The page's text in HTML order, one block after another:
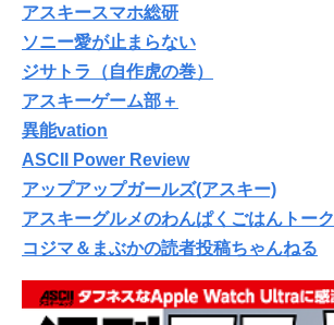
アスキースマホ総研
ソニー愛が止まらない
ジサトラ（自作虎の巻）
アスキーゲーム部＋
異能vation
ASCII Power Review
アップアップガールズ(アスキー)
アスキーグルメのわんぱくごはんトーク
コジマ＆まぶかの読者投稿ちゃんねる